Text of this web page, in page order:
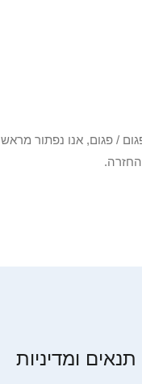
30 יום או שקיבלת פריט פגום /
תנאים ומדיניות